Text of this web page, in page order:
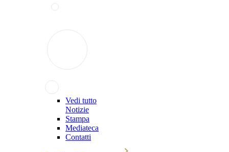
Vedi tutto
Notizie
Stampa
Mediateca
Contatti